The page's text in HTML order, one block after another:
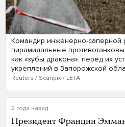
Командир инженерно-саперной
пирамидальные
как «зубы дракона», перед их
укреплений в Запорожской
Reuters / Scanpix / LETA
2 года назад
Президент Франции